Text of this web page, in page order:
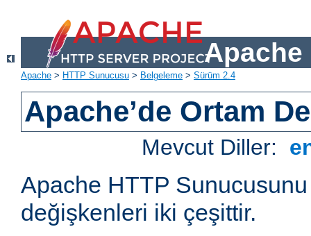
Apache
Apache > HTTP Sunucusu > Belgeleme > Sürüm 2.4
Apache’de Ortam
Mevcut Diller:
Apache HTTP
değişkenleri iki çeşittir.